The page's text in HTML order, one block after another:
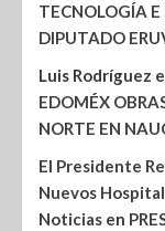
TECNOLOGÍA E
DIPUTADO
Luis Rodríguez
EDOMÉX
NORTE EN
El Presidente
Nuevos
Noticias en